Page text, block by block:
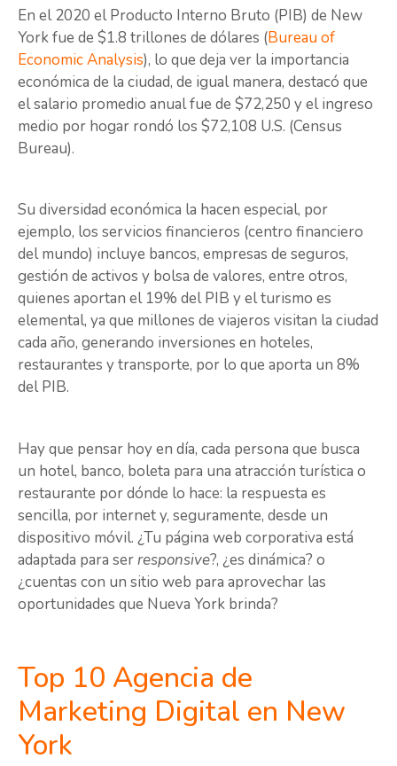
En el 2020 el Producto Interno Bruto (PIB) de New
York fue de $1.8 trillones de dólares (Bureau of
Economic Analysis), lo que deja ver la importancia
económica de la ciudad, de igual manera, destacó que
el salario promedio anual fue de $72,250 y el ingreso
medio por hogar rondó los $72,108 U.S. (Census
Bureau).
Su diversidad económica la hacen especial, por
ejemplo, los servicios financieros (centro financiero
del mundo) incluye bancos, empresas de seguros,
gestión de activos y bolsa de valores, entre otros,
quienes aportan el 19% del PIB y el turismo es
elemental, ya que millones de viajeros visitan la ciudad
cada año, generando inversiones en hoteles,
restaurantes y transporte, por lo que aporta un 8%
del PIB.
Hay que pensar hoy en día, cada persona que busca
un hotel, banco, boleta para una atracción turística o
restaurante por dónde lo hace: la respuesta es
sencilla, por internet y, seguramente, desde un
dispositivo móvil. ¿Tu página web corporativa está
adaptada para serresponsive?, ¿es dinámica? o
¿cuentas con un sitio web para aprovechar las
oportunidades que Nueva York brinda?
Top 10 Agencia de
Marketing Digital en New
York